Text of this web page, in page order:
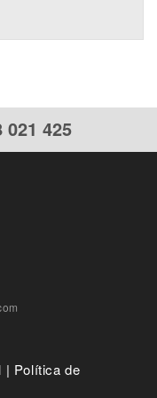
425
| Política de